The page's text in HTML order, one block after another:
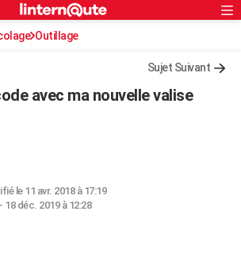
S'inscrire
Connexion
Outillage
Sujet Suivant
avec ma nouvelle valise
le 11 avr. 2018 à 17:19
18 déc. 2019 à 12:28